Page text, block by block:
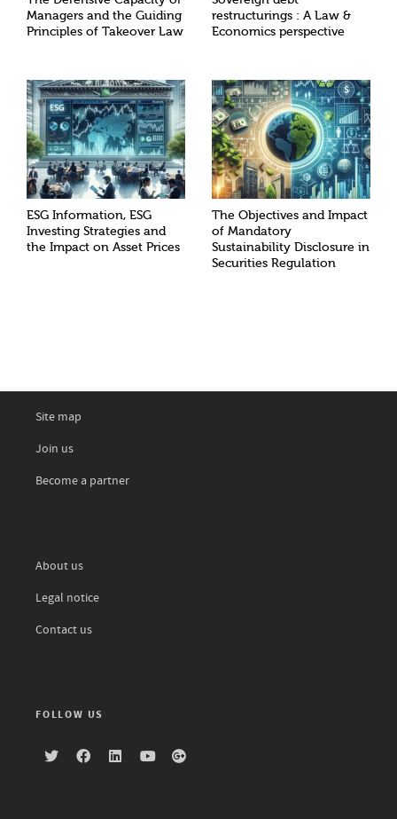
Managers and the Guiding
Principles of Takeover Law
restructurings : A Law &
Economics perspective
ESG Information, ESG
Investing Strategies and
the Impact on Asset Prices
The Objectives and Impact
of Mandatory
Sustainability Disclosure in
Securities Regulation
Site map
Join us
Become a partner
About us
Legal notice
Contact us
FOLLOW US